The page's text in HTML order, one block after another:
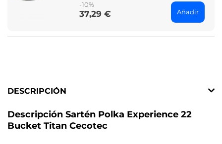
-10%
Price
37,29 € Añadir
DESCRIPCIÓN
Descripción Sartén Polka Experience 22
Bucket Titan Cecotec